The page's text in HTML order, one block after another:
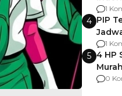
1
4 PIP
agar
1
5 4 HP
0